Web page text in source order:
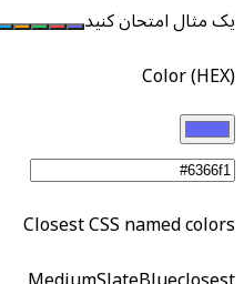
یک مثال امتحان کنید
Color (HEX)
Closest CSS named colors